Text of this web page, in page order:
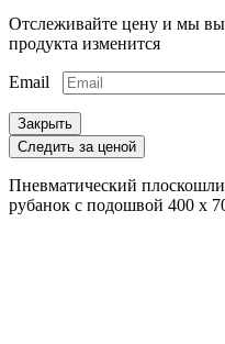
Отслеживайте цену и мы
продукта изменится
Email
Закрыть
Следить за ценой
Пневматический
рубанок с подошвой 400 х